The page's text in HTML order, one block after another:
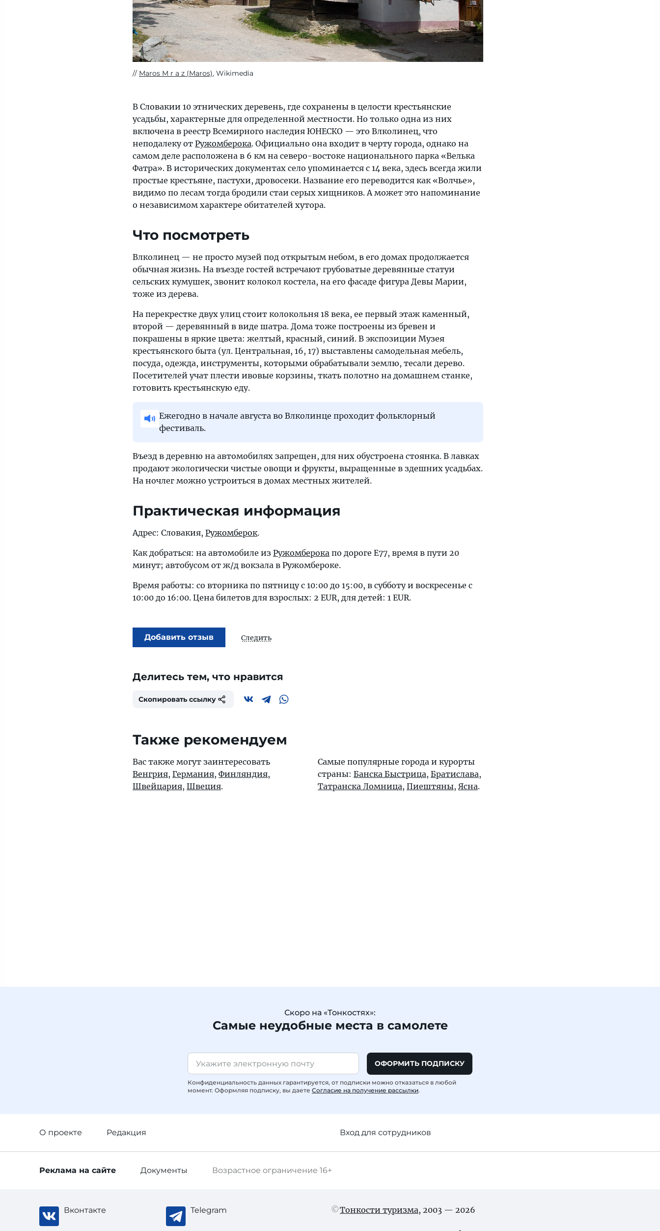
Maros M r a z (Maros), Wikimedia
В Словакии 10 этнических деревень, где сохранены в целости крестьянские
усадьбы, характерные для определенной местности. Но только одна из них
включена в реестр Всемирного наследия ЮНЕСКО — это Влколинец, что
неподалеку от Ружомберока. Официально она входит в черту города, однако на
самом деле расположена в 6 км на северо-востоке национального парка «Велька
Фатра». В исторических документах село упоминается с 14 века, здесь всегда жили
простые крестьяне, пастухи, дровосеки. Название его переводится как «Волчье»,
видимо по лесам тогда бродили стаи серых хищников. А может это напоминание
о независимом характере обитателей хутора.
Что посмотреть
Влколинец — не просто музей под открытым небом, в его домах продолжается
обычная жизнь. На въезде гостей встречают грубоватые деревянные статуи
сельских кумушек, звонит колокол костела, на его фасаде фигура Девы Марии,
тоже из дерева.
На перекрестке двух улиц стоит колокольня 18 века, ее первый этаж каменный,
второй — деревянный в виде шатра. Дома тоже построены из бревен и
покрашены в яркие цвета: желтый, красный, синий. В экспозиции Музея
крестьянского быта (ул. Центральная, 16, 17) выставлены самодельная мебель,
посуда, одежда, инструменты, которыми обрабатывали землю, тесали дерево.
Посетителей учат плести ивовые корзины, ткать полотно на домашнем станке,
готовить крестьянскую еду.
Ежегодно в начале августа во Влколинце проходит фольклорный
фестиваль.
Въезд в деревню на автомобилях запрещен, для них обустроена стоянка. В лавках
продают экологически чистые овощи и фрукты, выращенные в здешних усадьбах.
На ночлег можно устроиться в домах местных жителей.
Практическая информация
Адрес: Словакия, Ружомберок.
Как добраться: на автомобиле из Ружомберока по дороге Е77, время в пути 20
минут; автобусом от ж/д вокзала в Ружомбероке.
Время работы: со вторника по пятницу с 10:00 до 15:00, в субботу и воскресенье с
10:00 до 16:00. Цена билетов для взрослых: 2 EUR, для детей: 1 EUR.
Добавить отзыв Следить
Делитесь тем, что нравится
Скопировать ссылку
Также рекомендуем
Вас также могут заинтересовать
Венгрия, Германия, Финляндия,
Швейцария, Швеция.
Самые популярные города и курорты
страны: Банска Быстрица, Братислава,
Татранска Ломница, Пиештяны, Ясна.
Скоро на «Тонкостях»:
Самые неудобные места в самолете
ОФОРМИТЬ ПОДПИСКУ
Конфиденциальность данных гарантируется, от подписки можно отказаться в любой
момент. Оформляя подписку, вы даете Согласие на получение рассылки.
О проекте Редакция Вход для сотрудников
Возрастное ограничение 16+
Реклама на сайте Документы
Вконтакте Telegram Тонкости туризма, 2003 — 2026